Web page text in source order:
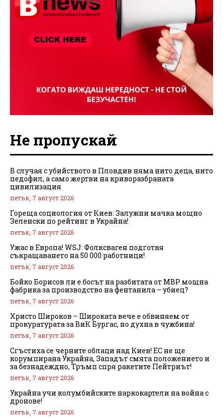
Не пропускай
В случая с убийството в Пловдив няма нито деца, нито
педофил, а само жертви на криворазбраната
цивилизация
петък, 7 август 2026
Гореща социология от Киев: Залужни мачка мощно
Зеленски по рейтинг в Украйна!
петък, 7 август 2026
Ужас в Европа! WSJ: Фолксваген подготвя
съкращаването на 50 000 работници!
петък, 7 август 2026
Бойко Борисов ли е босът на разбитата от МВР мощна
фабрика за производство на фентанила – убиец?
петък, 7 август 2026
Христо Широков – Широката вече е обвиняем от
прокуратурата за ВиК Бургас, но духна в чужбина!
петък, 7 август 2026
Сгъстиха се черните облаци над Киев! ЕС не ще
корумпирана Украйна, Западът смята положението и
за безнадеждно, Тръмп спря ракетите Пейтриът!
петък, 7 август 2026
Украйна учи колумбийските наркокартели на война с
дронове!
петък, 7 август 2026